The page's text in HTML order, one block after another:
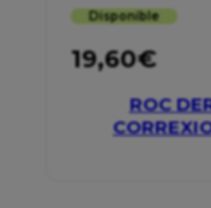
Disponible
19,60€
ROC